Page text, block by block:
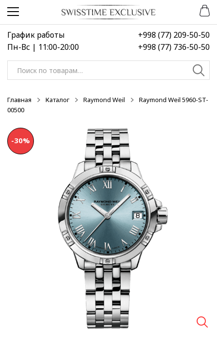
Перейти
навигации
Перейти
содержимому
График работы
Пн-Вс | 11:00-20:00
+998 (77) 209-50-50
+998 (77) 736-50-50
Искать:
Главная Каталог Raymond Weil
Raymond Weil 5960-ST-
00500
-30%